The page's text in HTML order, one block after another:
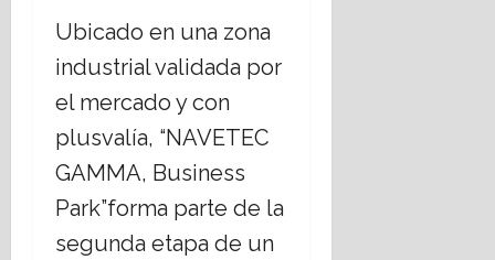
Ubicado en una zona
industrial validada por
el mercado y con
plusvalía, “NAVETEC
GAMMA, Business
Park”forma parte de la
segunda etapa de un